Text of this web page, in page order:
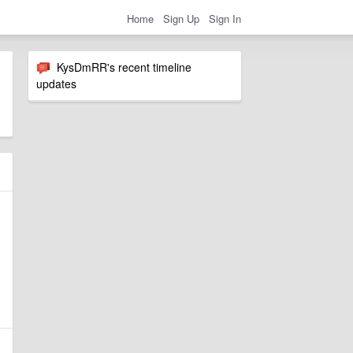
Home Sign Up Sign In
KysDmRR's recent timeline
updates